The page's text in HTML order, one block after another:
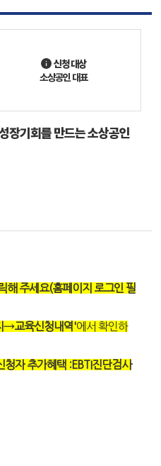
장기회를 만드는 소상공인
신청 대상
소상공인 대표
해 주세요(홈페이지 로그인 필
→교육신청내역'에서 확인하
청자 추가혜택 :EBTI진단검사